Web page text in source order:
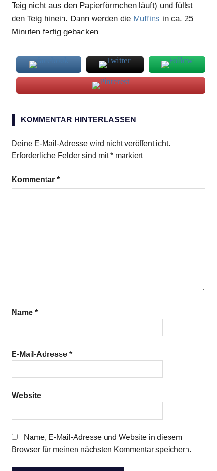
Teig nicht aus den Papierförmchen läuft) und füllst
den Teig hinein. Dann werden die Muffins in ca. 25
Minuten fertig gebacken.
Cornflackes
Rosinen
KOMMENTAR HINTERLASSEN
Deine E-Mail-Adresse wird nicht veröffentlicht.
Erforderliche Felder sind mit* markiert
Kommentar *
Name *
E-Mail-Adresse *
Website
Name, E-Mail-Adresse und Website in diesem
Browser für meinen nächsten Kommentar speichern.